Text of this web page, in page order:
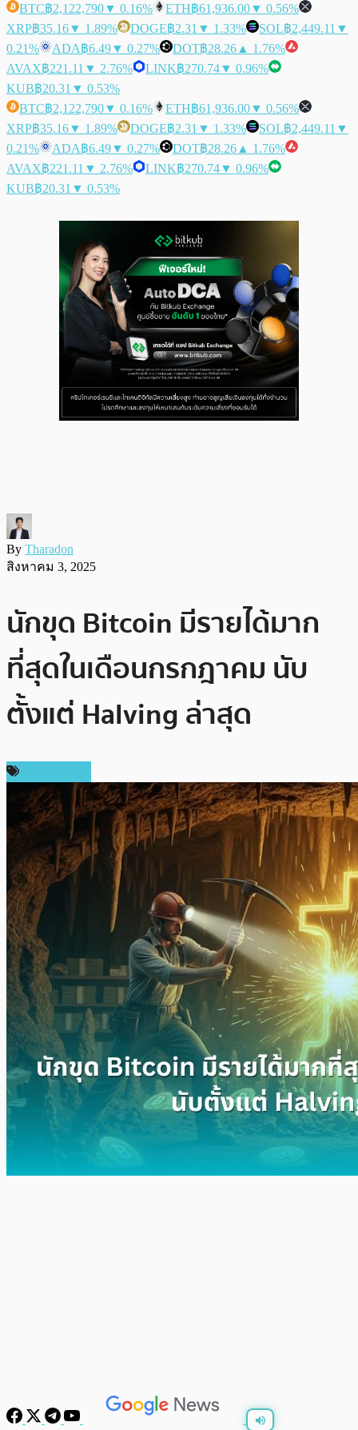
BTC฿2,122,790▼ 0.16% ETH฿61,936.00▼ 0.56%
XRP฿35.16▼ 1.89% DOGE฿2.31 ▼ 1.33% SOL฿2,449.11 ▼
0.21%
ADA฿6.49▼ 0.27% DOT฿28.26 ▲ 1.76%
AVAX฿221.11 ▼ 2.76% LINK฿270.74▼ 0.96%
KUB฿20.31 ▼ 0.53%
BTC฿2,122,790▼ 0.16% ETH฿61,936.00▼ 0.56%
XRP฿35.16▼ 1.89% DOGE฿2.31 ▼ 1.33% SOL฿2,449.11 ▼
0.21%
ADA฿6.49▼ 0.27% DOT฿28.26 ▲ 1.76%
AVAX฿221.11 ▼ 2.76% LINK฿270.74▼ 0.96%
KUB฿20.31 ▼ 0.53%
By Tharadon
สิงหาคม 3, 2025
นักขุด Bitcoin มีรายได้มาก
ที่สุดในเดือนกรกฎาคม นับ
ตั้งแต่ Halving ล่าสุด